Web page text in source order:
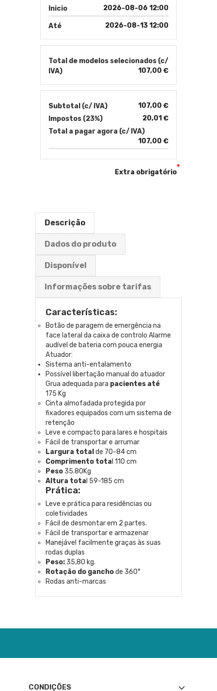
Inicio 2026-08-06 12:00
Até 2026-08-13 12:00
Total de modelos selecionados (c/
IVA)
107,00 €
Subtotal (c/ IVA)
107,00 €
Impostos (23%)
20,01 €
Total a pagar agora (c/ IVA)
107,00 €
Extra obrigatório
*
Descrição
Dados do produto
Disponível
Informações sobre tarifas
Características:
Botão de paragem de emergência na
face lateral da caixa de controlo Alarme
audível de bateria com pouca energia
Atuador:
Sistema anti-entalamento
Possível libertação manual do atuador
Grua adequada para pacientes até
175 Kg
Cinta almofadada protegida por
fixadores equipados com um sistema de
retenção
Leve e compacto para lares e hospitais
Fácil de transportar e arrumar
Largura total de 70-84 cm
Comprimento tota l 110 cm
Peso 35.80Kg
Altura tota l 59-185 cm
Prática:
Leve e prática para residências ou
coletividades
Fácil de desmontar em 2 partes.
Fácil de transportar e armazenar
Manejável facilmente graças às suas
rodas duplas
Peso: 35,80 kg.
Rotação do ganchode 360°
Rodas anti-marcas
CONDIÇÕES